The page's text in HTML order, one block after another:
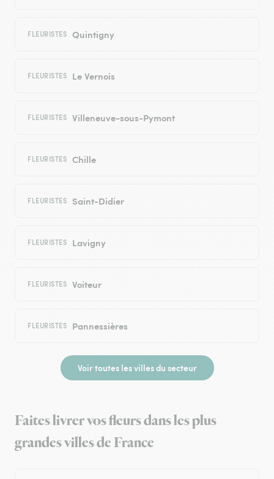
FLEURISTES Quintigny
FLEURISTES Le Vernois
FLEURISTES Villeneuve-sous-Pymont
FLEURISTES Chille
FLEURISTES Saint-Didier
FLEURISTES Lavigny
FLEURISTES Voiteur
FLEURISTES Pannessières
Voir toutes les villes du secteur
Faites livrer vos fleurs dans les plus
grandes villes de France